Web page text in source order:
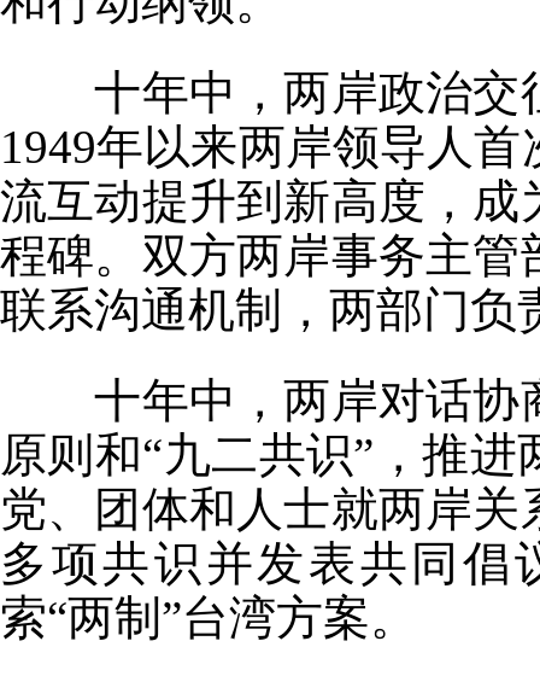
十年中，两岸政治交
1949年以来两岸领导人
流互动提升到新高度，
程碑。双方两岸事务主
联系沟通机制，两部门负
十年中，两岸对话协
原则和“九二共识”，推
党、团体和人士就两岸
多项共识并发表共同倡
索“两制”台湾方案。